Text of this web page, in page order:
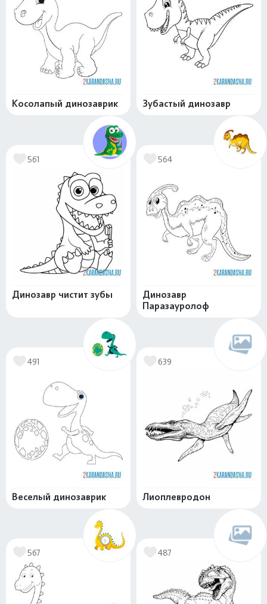
Косолапый динозаврик Зубастый динозавр
561
Динозавр чистит зубы
564
Динозавр
Паразауролоф
491
Веселый динозаврик
639
Лиоплевродон
567 487